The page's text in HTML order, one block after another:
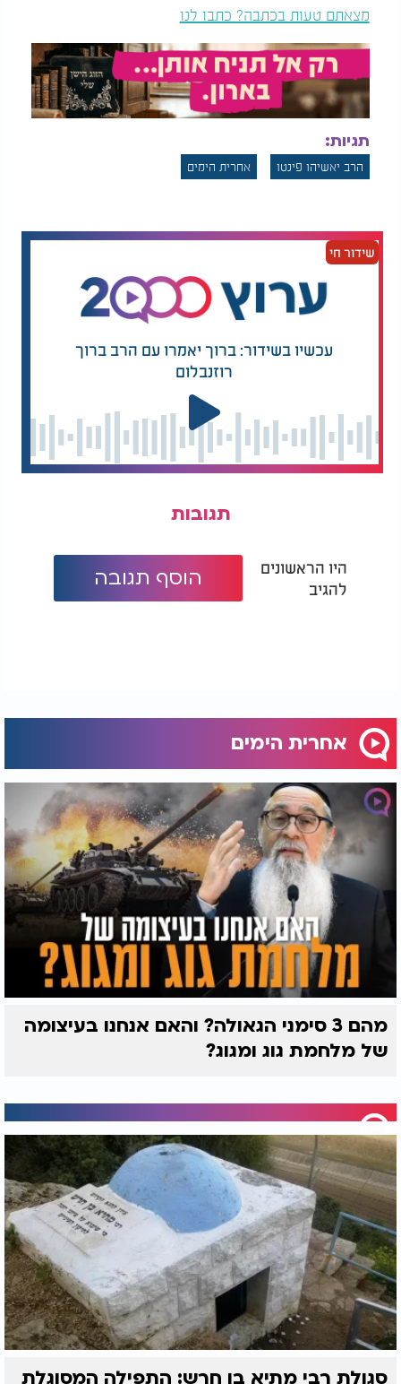
מצאתם טעות בכתבה? כתבו לנו
תגיות:
הרב יאשיהו פינטו אחרית הימים
שידור חי
עכשיו בשידור: ברוך יאמרו עם הרב ברוך
רוזנבלום
תגובות
היו הראשונים
להגיב
הוסף תגובה
אחרית הימים
מהם 3 סימני הגאולה? והאם אנחנו בעיצומה
של מלחמת גוג ומגוג?
סגולת רבי מתיא בן חרש: התפילה המסוגלת